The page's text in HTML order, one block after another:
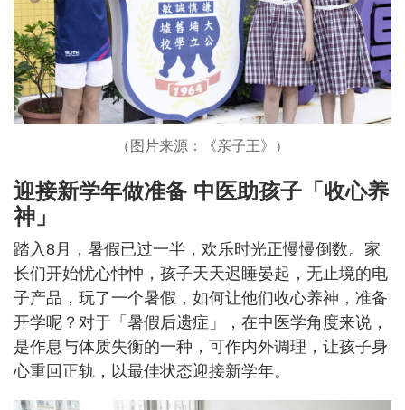
（图片来源：《亲子王》）
迎接新学年做准备 中医助孩子「收心养
神」
踏入8月，暑假已过一半，欢乐时光正慢慢倒数。家
长们开始忧心忡忡，孩子天天迟睡晏起，无止境的电
子产品，玩了一个暑假，如何让他们收心养神，准备
开学呢？对于「暑假后遗症」，在中医学角度来说，
是作息与体质失衡的一种，可作内外调理，让孩子身
心重回正轨，以最佳状态迎接新学年。